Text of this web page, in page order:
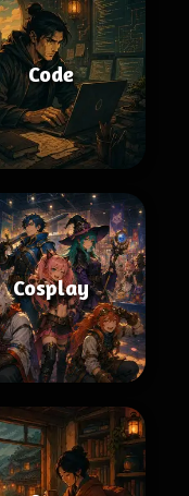
Code
Cosplay